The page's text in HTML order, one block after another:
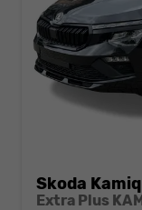
Skoda Kamiq